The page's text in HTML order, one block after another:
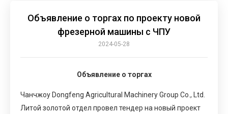
Объявление о торгах по проекту новой
фрезерной машины с ЧПУ
2024-05-28
Объявление о торгах
Чанчжоу Dongfeng Agricultural Machinery Group Co., Ltd.
Литой золотой отдел провел тендер на новый проект